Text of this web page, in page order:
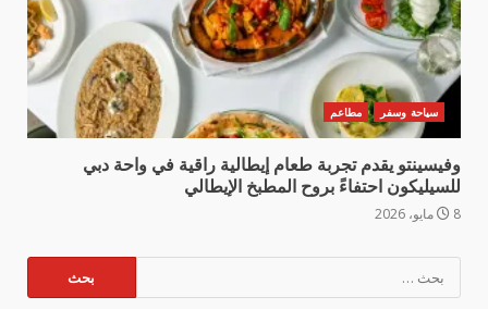
سياحة وسفر مطاعم
وفيسينتو يقدم تجربة طعام إيطالية راقية في واحة دبي
للسيليكون احتفاءً بروح المطبخ الإيطالي
8 مايو، 2026
البحث
عن: